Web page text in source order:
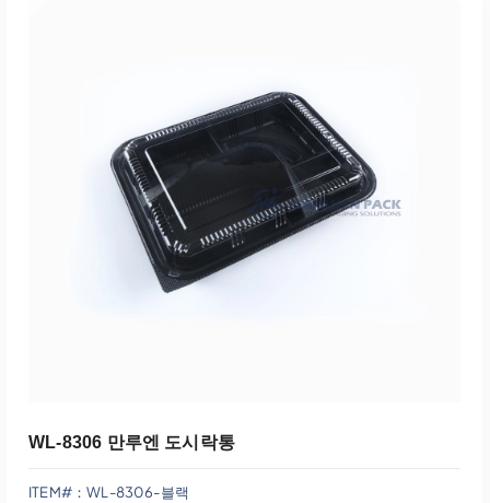
견적에 추가
WL-8306 만루엔 도시락통
ITEM#：WL-8306-블랙